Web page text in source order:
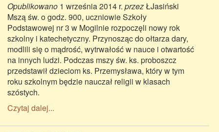
Opublikowano 1 września 2014 r. przez ŁJasiński
Mszą św. o godz. 900, uczniowie Szkoły
Podstawowej nr 3 w Mogilnie rozpoczęli nowy rok
szkolny i katechetyczny. Przynosząc do ołtarza dary,
modlili się o mądrość, wytrwałość w nauce i otwartość
na innych ludzi. Podczas mszy św. ks. proboszcz
przedstawił dzieciom ks. Przemysława, który w tym
roku szkolnym będzie nauczał religii w klasach
szóstych.
Czytaj dalej...